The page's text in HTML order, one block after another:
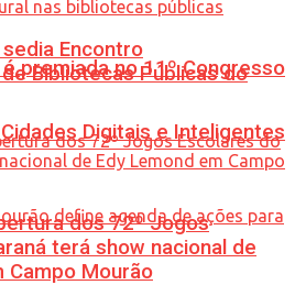
premiada no 11º Congresso
Digitais e Inteligentes
Encontro
Bibliotecas Públicas do
dos 72º Jogos
terá show nacional de
Campo Mourão